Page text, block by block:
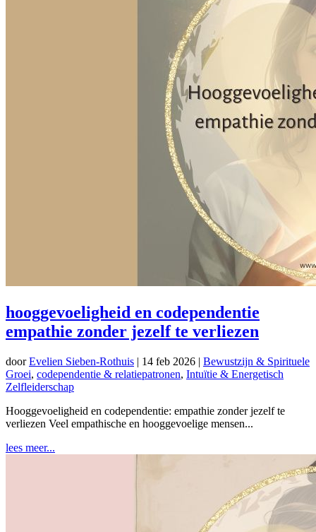
hooggevoeligheid en codependentie
empathie zonder jezelf te verliezen
doorEvelien Sieben-Rothuis | 14 feb 2026 | Bewustzijn & Spirituele
Groei, codependentie & relatiepatronen, Intuïtie & Energetisch
Zelfleiderschap
Hooggevoeligheid en codependentie: empathie zonder jezelf te
verliezen Veel empathische en hooggevoelige mensen...
lees meer...